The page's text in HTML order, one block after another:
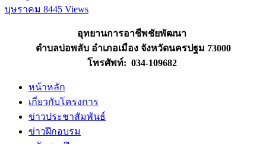
บุษราคม 8445 Views
อุทยานการอาชีพชัยพัฒนา
ตำบลบ่อพลับ อำเภอเมือง จังหวัดนครปฐม 73000
โทรศัพท์: 034-109682
หน้าหลัก
เกี่ยวกับโครงการ
ข่าวประชาสัมพันธ์
ข่าวฝึกอบรม